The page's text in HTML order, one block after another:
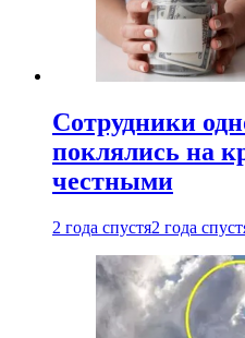
Сотрудники
поклялись на
честными
2 года спустя2 года